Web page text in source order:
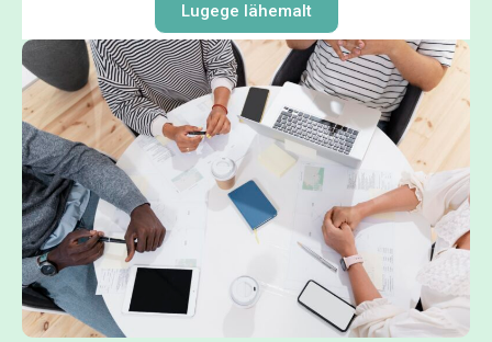
Lugege lähemalt